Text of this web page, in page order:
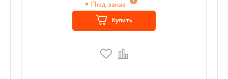
Под заказ
Купить